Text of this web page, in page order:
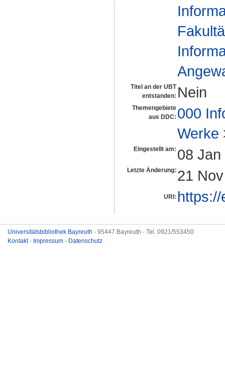
Titel an der UBT
entstanden: Nein
Themengebiete
aus DDC: 000
Werke
Eingestellt am: 08
Letzte Änderung: 21
URI:
Universitätsbibliothek Bayreuth - 95447 Bayreuth - Tel. 0921/553450
Kontakt- Impressum - Datenschutz